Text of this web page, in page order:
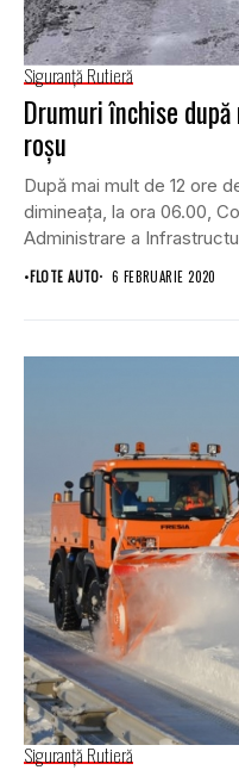
Siguranţă Rutieră
Drumuri închise
roşu
După mai mult de 12 ore
dimineaţa, la ora 06.00,
Administrare a
•FLOTE AUTO 6 FEBRUARIE 2020
Siguranţă Rutieră